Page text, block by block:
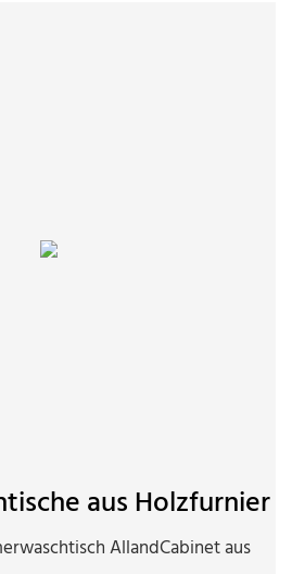
aus Holzfurnier
AllandCabinet aus